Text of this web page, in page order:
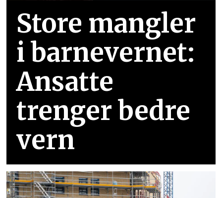
Store mangler
i barnevernet:
Ansatte
trenger bedre
vern